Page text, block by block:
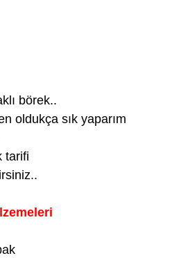
börek..
oldukça sık yaparım
tarifi